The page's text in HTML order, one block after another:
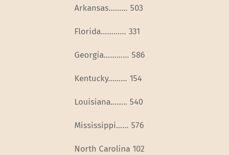
Arkansas……… 503
Florida………… 331
Georgia………… 586
Kentucky……… 154
Louisiana…….. 540
Mississippi…… 576
North Carolina 102